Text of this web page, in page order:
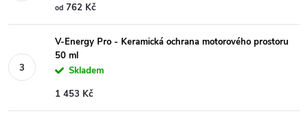
od 762 Kč
V-Energy Pro - Keramická ochrana motorového prostoru
50 ml
Skladem
1 453 Kč